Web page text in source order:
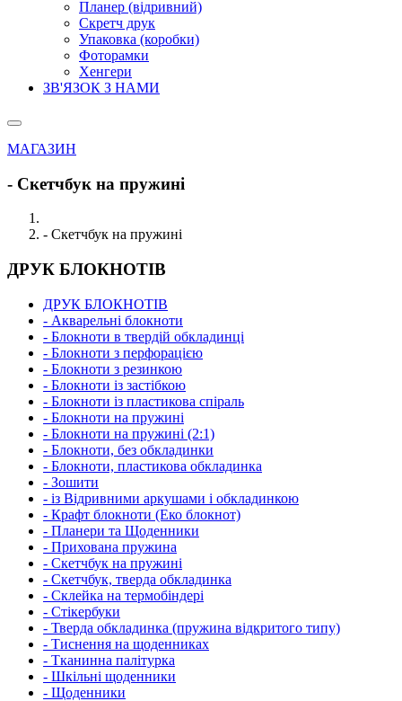
Планер (відривний)
Скретч друк
Упаковка (коробки)
Фоторамки
Хенгери
ЗВ'ЯЗОК З НАМИ
МАГАЗИН
- Скетчбук на пружині
- Скетчбук на пружині
ДРУК БЛОКНОТІВ
ДРУК БЛОКНОТІВ
- Акварельні блокноти
- Блокноти в твердій обкладинці
- Блокноти з перфорацією
- Блокноти з резинкою
- Блокноти із застібкою
- Блокноти із пластикова спіраль
- Блокноти на пружині
- Блокноти на пружині (2:1)
- Блокноти, без обкладинки
- Блокноти, пластикова обкладинка
- Зошити
- із Відривними аркушами і обкладинкою
- Крафт блокноти (Еко блокнот)
- Планери та Щоденники
- Прихована пружина
- Скетчбук на пружині
- Скетчбук, тверда обкладинка
- Склейка на термобіндері
- Стікербуки
- Тверда обкладинка (пружина відкритого типу)
- Тиснення на щоденниках
- Тканинна палітурка
- Шкільні щоденники
- Щоденники